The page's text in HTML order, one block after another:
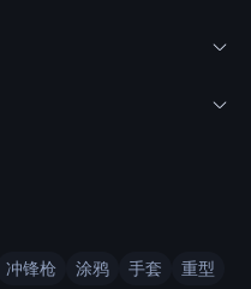
冲锋枪 涂鸦 手套
重型